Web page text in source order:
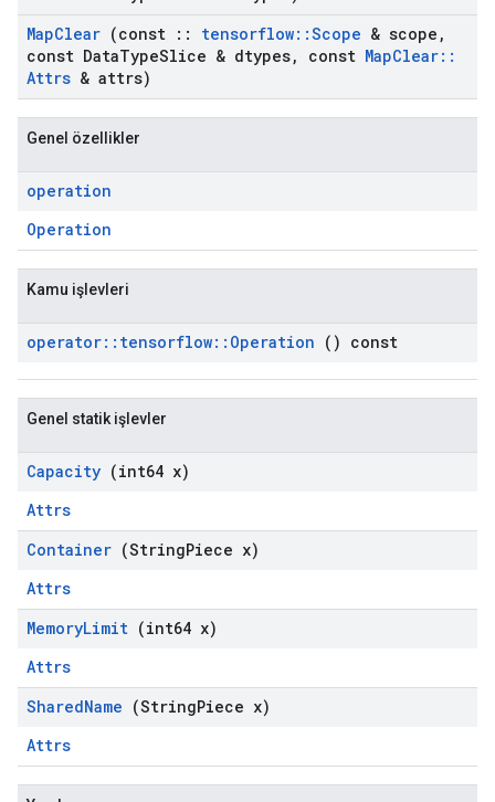
MapClear (const :: tensorflow::Scope & scope ,
const DataTypeSlice & dtypes, const MapClear::
Attrs & attrs)
Genel özellikler
operation
Operation
Kamu işlevleri
operator:: tensorflow:: Operation () const
Genel statik işlevler
Capacity (int64 x)
Attrs
Container (StringPiece x)
Attrs
MemoryLimit (int64 x)
Attrs
SharedName (StringPiece x)
Attrs